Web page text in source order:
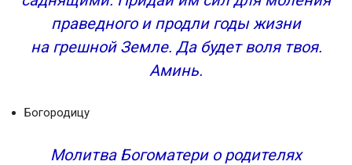
праведного и продли годы жизни
на грешной Земле. Да будет воля твоя.
Аминь.
Богородицу
Молитва Богоматери о родителях